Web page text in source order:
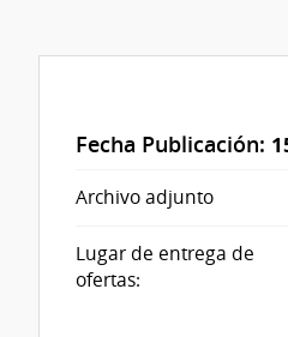
Fecha Publicación:
Archivo adjunto
Lugar de entrega de
ofertas: